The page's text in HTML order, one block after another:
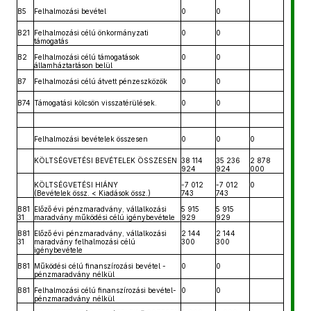
B5 Felhalmozási bevétel 0 0
B21
Felhalmozási célú önkormányzati
támogatás
0 0
B2
Felhalmozási célú támogatások
államháztartáson belül
0 0
B7 Felhalmozási célú átvett pénzeszközök 0 0
B74 Támogatási kölcsön visszatérülések. 0 0
Felhalmozási bevételek összesen 0 0 0
KÖLTSÉGVETÉSI BEVÉTELEK ÖSSZESEN 38 114
924
35 236
924
2 878
000
KÖLTSÉGVETÉSI HIÁNY
(Bevételek össz. < Kiadások össz.)
-7 012
743
-7 012
743
0
B81
31
Előző évi pénzmaradvány, vállalkozási
maradvány működési célú igénybevétele
5 915
929
5 915
929
B81
31
Előző évi pénzmaradvány, vállalkozási
maradvány felhalmozási célú
igénybevétele
2 144
300
2 144
300
B81
Működési célú finanszírozási bevétel -
pénzmaradvány nélkül
0 0
B81
Felhalmozási célú finanszírozási bevétel-
pénzmaradvány nélkül
0 0